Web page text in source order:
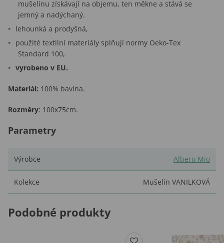
mušelínu získávají na objemu, ten měkne a stává se
jemný a nadýchaný.
lehounká a prodyšná,
použité textilní materiály splňují normy Oeko-Tex
Standard 100,
vyrobeno v EU.
Materiál: 100% bavlna.
Rozměry: 100x75cm.
Parametry
Výrobce Albero Mio
Kolekce Mušelín VANILKOVÁ
Podobné produkty